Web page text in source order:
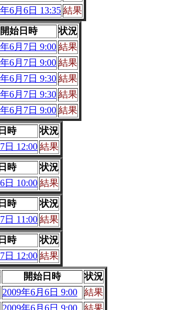
6月6日 13:35 結果
開始日時
状況
6月7日 9:00 結果
6月7日 9:00 結果
6月7日 9:30 結果
6月7日 9:30 結果
6月7日 9:00 結果
時
状況
日 12:00 結果
時
状況
日 10:00 結果
時
状況
日 11:00 結果
時
状況
日 12:00 結果
開始日時
状況
2009年6月6日 9:00
結果
2009年6月6日 9:00
結果